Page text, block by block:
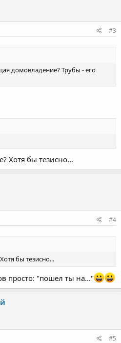
#3
домовладение? Трубы - его
Хотя бы тезисно...
#4
бы тезисно...
просто: "пошел ты на..."
#5